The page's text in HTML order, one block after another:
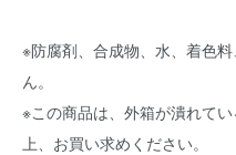
※防腐剤、合成物、水、着色
ん。
※この商品は、外箱が潰れて
上、お買い求めください。